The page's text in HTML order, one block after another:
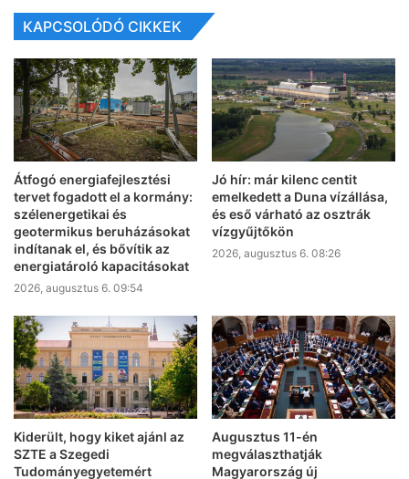
KAPCSOLÓDÓ CIKKEK
Átfogó energiafejlesztési
tervet fogadott el a kormány:
szélenergetikai és
geotermikus beruházásokat
indítanak el, és bővítik az
energiatároló kapacitásokat
2026, augusztus 6. 09:54
Jó hír: már kilenc centit
emelkedett a Duna vízállása,
és eső várható az osztrák
vízgyűjtőkön
2026, augusztus 6. 08:26
Kiderült, hogy kiket ajánl az
SZTE a Szegedi
Tudományegyetemért
Augusztus 11-én
megválaszthatják
Magyarország új